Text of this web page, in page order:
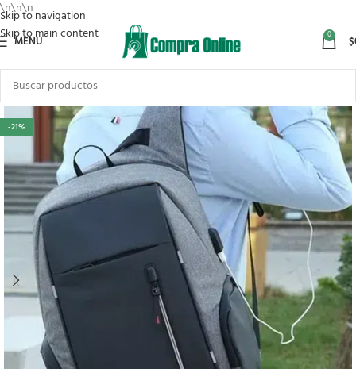
\n\n\n
Skip to navigation
Skip to main content
MENU 0 $
-21%